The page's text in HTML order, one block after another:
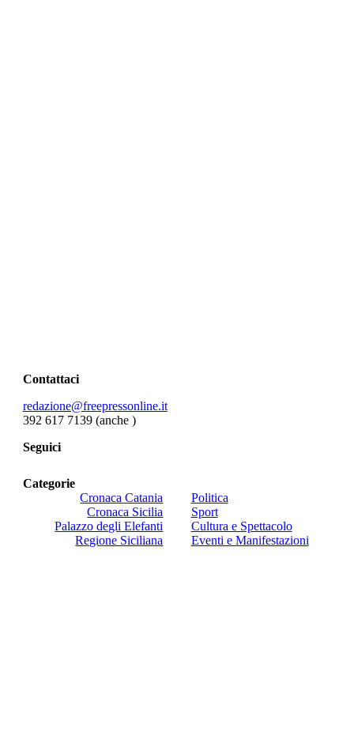
Contattaci
redazione@freepressonline.it
392 617 7139 (anche )
Seguici
Categorie
Cronaca Catania
Cronaca Sicilia
Palazzo degli Elefanti
Regione Siciliana
Politica
Sport
Cultura e Spettacolo
Eventi e Manifestazioni